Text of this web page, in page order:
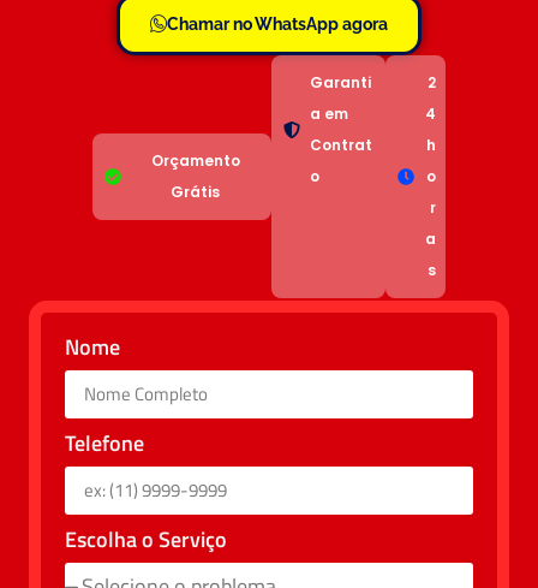
Chamar no WhatsApp agora
Orçamento
Grátis
Garanti
a em
Contrat
o
2
4
h
o
r
a
s
Nome
Telefone
Escolha o Serviço